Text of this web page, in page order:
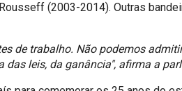
(2003-2014). Outras
de trabalho. Não podemos
leis, da ganância", afirma a